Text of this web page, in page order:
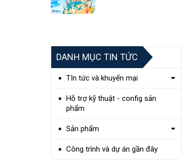
DANH MỤC TIN TỨC
TIn tức và khuyến mại
Hỗ trợ kỹ thuật - config sản
phẩm
Sản phẩm
Công trình và dự án gần đây